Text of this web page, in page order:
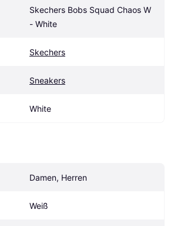
Skechers Bobs Squad Chaos W
- White
Skechers
Sneakers
White
Damen, Herren
Weiß